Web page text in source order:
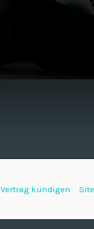
Vertrag kündigen